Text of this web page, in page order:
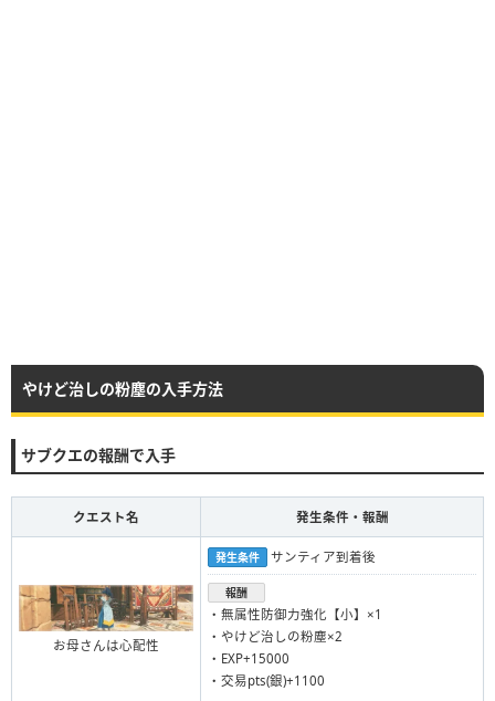
やけど治しの粉塵の入手方法
サブクエの報酬で入手
クエスト名 発生条件・報酬
お母さんは心配性
発生条件 サンティア到着後
報酬
・無属性防御力強化【小】×1
・やけど治しの粉塵×2
・EXP+15000
・交易pts(銀)+1100